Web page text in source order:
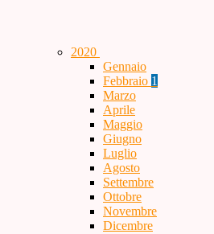
2020
Gennaio
Febbraio 1
Marzo
Aprile
Maggio
Giugno
Luglio
Agosto
Settembre
Ottobre
Novembre
Dicembre